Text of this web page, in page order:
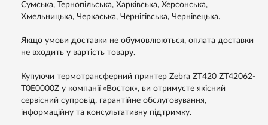
Сумська, Тернопільська, Харківська, Херсонська,
Хмельницька, Черкаська, Чернігівська, Чернівецька.
Якщо умови доставки не обумовлюються, оплата доставки
не входить у вартість товару.
Купуючи термотрансферний принтер Zebra ZT420 ZT42062-
T0E0000Z у компанії «Восток», ви отримуєте якісний
сервісний супровід, гарантійне обслуговування,
інформаційну та консультативну підтримку.